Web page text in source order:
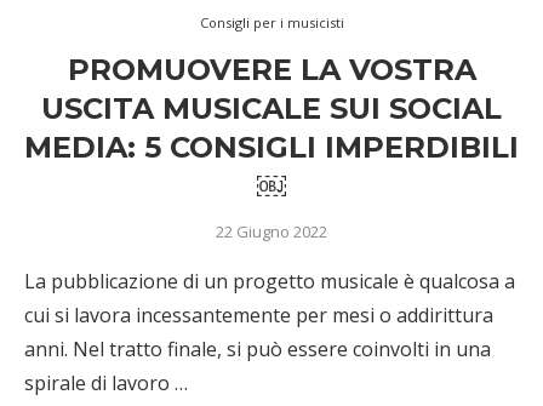
Consigli per i musicisti
PROMUOVERE LA VOSTRA
USCITA MUSICALE SUI SOCIAL
MEDIA: 5 CONSIGLI IMPERDIBILI
￼
22 Giugno 2022
La pubblicazione di un progetto musicale è qualcosa a
cui si lavora incessantemente per mesi o addirittura
anni. Nel tratto finale, si può essere coinvolti in una
spirale di lavoro …